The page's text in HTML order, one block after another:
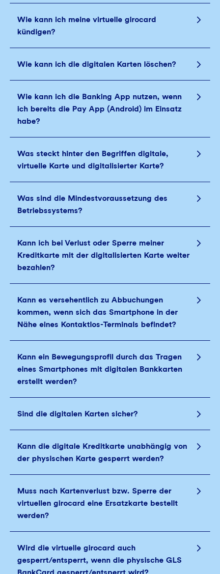
Wie kann ich meine virtuelle girocard
kündigen?
Wie kann ich die digitalen Karten löschen?
Wie kann ich die Banking App nutzen, wenn
ich bereits die Pay App (Android) im Einsatz
habe?
Was steckt hinter den Begriffen digitale,
virtuelle Karte und digitalisierter Karte?
Was sind die Mindestvoraussetzung des
Betriebssystems?
Kann ich bei Verlust oder Sperre meiner
Kreditkarte mit der digitalisierten Karte weiter
bezahlen?
Kann es versehentlich zu Abbuchungen
kommen, wenn sich das Smartphone in der
Nähe eines Kontaktlos-Terminals befindet?
Kann ein Bewegungsprofil durch das Tragen
eines Smartphones mit digitalen Bankkarten
erstellt werden?
Sind die digitalen Karten sicher?
Kann die digitale Kreditkarte unabhängig von
der physischen Karte gesperrt werden?
Muss nach Kartenverlust bzw. Sperre der
virtuellen girocard eine Ersatzkarte bestellt
werden?
Wird die virtuelle girocard auch
gesperrt/entsperrt, wenn die physische GLS